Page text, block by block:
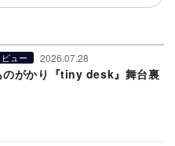
ュー 2026.07.28
のがかり『tiny desk』舞台裏